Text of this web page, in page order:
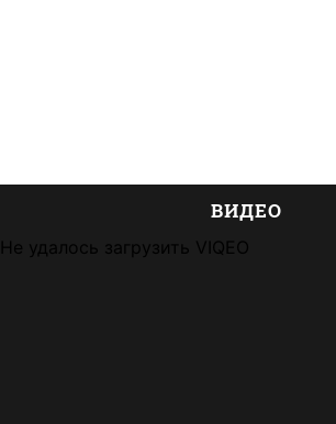
ВИДЕО
Не удалось загрузить VIQEO